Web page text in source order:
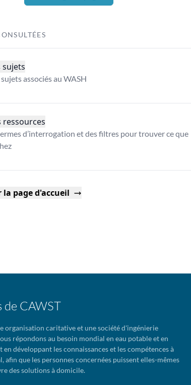
sujets
associés au WASH
ressources
d’interrogation et des filtres pour trouver ce que
la page d'accueil
de CAWST
organisation caritative et une société d'ingénierie
répondons au besoin mondial en eau potable et en
en développant les connaissances et les compétences à
afin que les personnes concernées puissent elles-mêmes
des solutions à domicile.